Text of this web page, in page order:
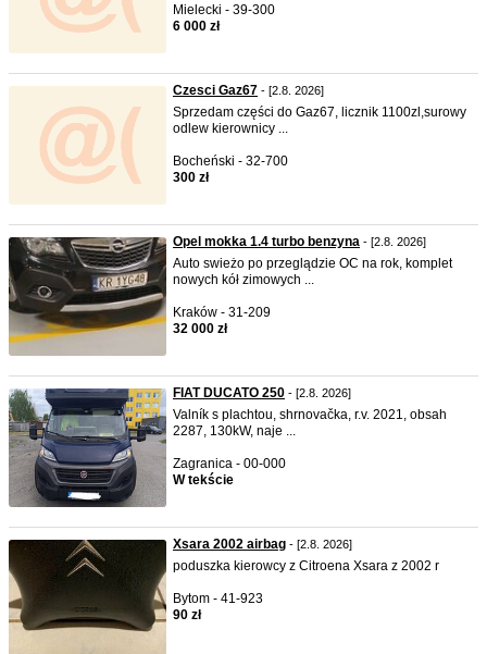
Mielecki - 39-300
6 000 zł
Czesci Gaz67 - [2.8. 2026]
Sprzedam części do Gaz67, licznik 1100zl,surowy
odlew kierownicy ...
Bocheński - 32-700
300 zł
Opel mokka 1.4 turbo benzyna - [2.8. 2026]
Auto swieżo po przeglądzie OC na rok, komplet
nowych kół zimowych ...
Kraków - 31-209
32 000 zł
FIAT DUCATO 250 - [2.8. 2026]
Valník s plachtou, shrnovačka, r.v. 2021, obsah
2287, 130kW, naje ...
Zagranica - 00-000
W tekście
Xsara 2002 airbag - [2.8. 2026]
poduszka kierowcy z Citroena Xsara z 2002 r
Bytom - 41-923
90 zł